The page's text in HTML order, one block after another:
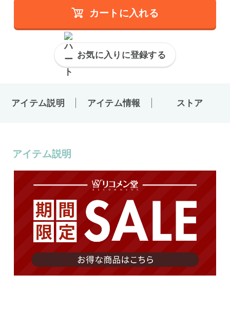
カートに入れる
お気に入りに登録する
アイテム説明 アイテム情報 ストア
アイテム説明